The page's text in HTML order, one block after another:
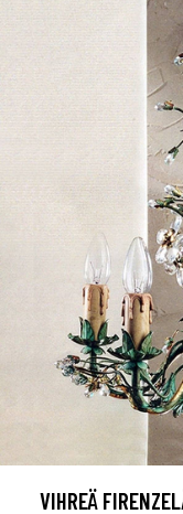
VIHREÄ